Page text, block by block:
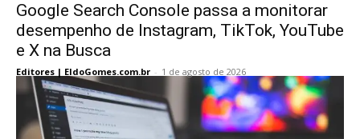
Google Search Console passa a monitorar
desempenho de Instagram, TikTok, YouTube
e X na Busca
Editores | EldoGomes.com.br - 1 de agosto de 2026